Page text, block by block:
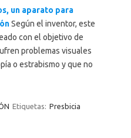
un aparato para
Según el inventor, este
con el objetivo de
problemas visuales
o estrabismo y que no
Etiquetas: Presbicia